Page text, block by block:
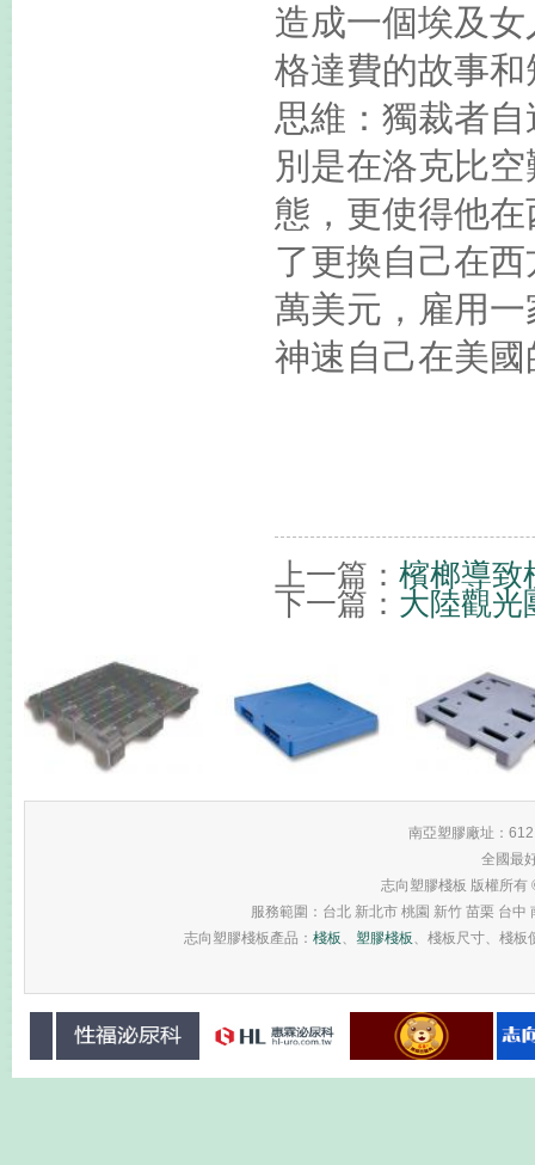
造成一個埃及
格達費的故事
思維：獨裁者
別是在洛克比
態，更使得他
了更換自己在
萬美元，雇用
神速自己在美
上一篇： 檳榔導致
下一篇： 大陸觀光
南亞塑膠廠址：
全國最
志向塑膠棧板 版權所
服務範圍：台北 新北市 桃園 新竹 苗栗 台
志向塑膠棧板產品： 棧板、 塑膠棧板、棧板尺寸、棧板